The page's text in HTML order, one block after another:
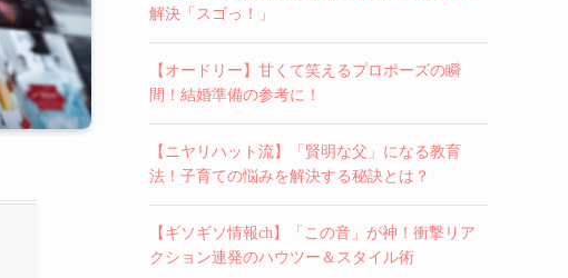
解決「スゴっ！」
【オードリー】甘くて笑えるプロポーズの瞬
間！結婚準備の参考に！
【ニヤリハット流】「賢明な父」になる教育
法！子育ての悩みを解決する秘訣とは？
【ギソギソ情報ch】「この音」が神！衝撃リア
クション連発のハウツー＆スタイル術